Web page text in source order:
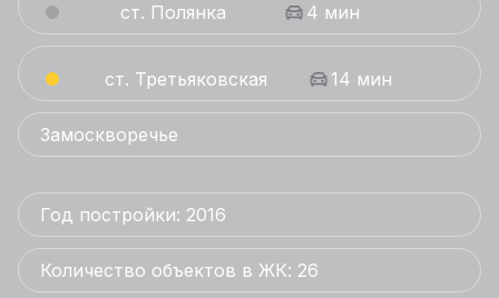
ст. Полянка 4 мин
ст. Третьяковская 14 мин
Замоскворечье
Год постройки: 2016
Количество объектов в ЖК: 26